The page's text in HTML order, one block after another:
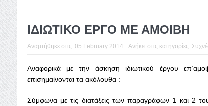
ΙΔΙΩΤΙΚΟ ΕΡΓΟ ΜΕ ΑΜΟΙΒΗ
Αναρτήθηκε στις: 05 February 2014 Ανήκει στις κατηγορίες:
Αναφορικά με την άσκηση ιδιωτικού έργου
επισημαίνονται τα ακόλουθα :
Σύμφωνα με τις διατάξεις των παραγράφων 1 και 2